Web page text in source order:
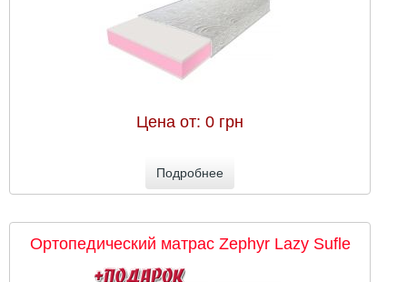
Цена от:0 грн
Подробнее
Ортопедический матрас Zephyr Lazy Sufle